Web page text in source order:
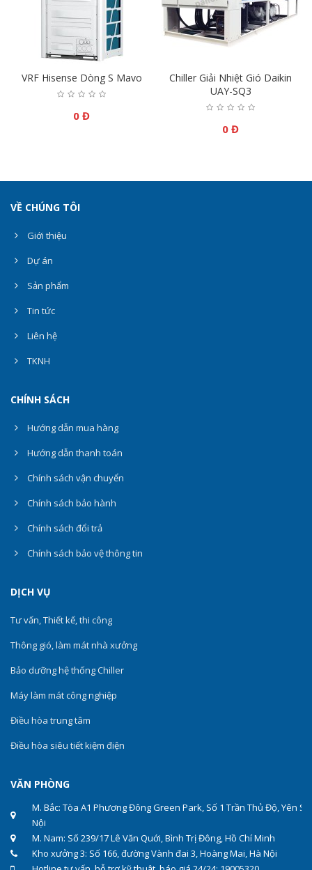
VRF Hisense Dòng S Mavo
0 Đ
Chiller Giải Nhiệt Gió Daikin
UAY-SQ3
0 Đ
VỀ CHÚNG TÔI
Giới thiệu
Dự án
Sản phẩm
Tin tức
Liên hệ
TKNH
CHÍNH SÁCH
Hướng dẫn mua hàng
Hướng dẫn thanh toán
Chính sách vận chuyển
Chính sách bảo hành
Chính sách đổi trả
Chính sách bảo vệ thông tin
DỊCH VỤ
Tư vấn, Thiết kế, thi công
Thông gió, làm mát nhà xưởng
Bảo dưỡng hệ thống Chiller
Máy làm mát công nghiệp
Điều hòa trung tâm
Điều hòa siêu tiết kiệm điện
VĂN PHÒNG
M. Bắc: Tòa A1 Phương Đông Green Park, Số 1 Trần Thủ Độ, Yên
Nội
M. Nam: Số 239/17 Lê Văn Quới, Bình Trị Đông, Hồ Chí Minh
Kho xưởng 3: Số 166, đường Vành đai 3, Hoàng Mai, Hà Nội